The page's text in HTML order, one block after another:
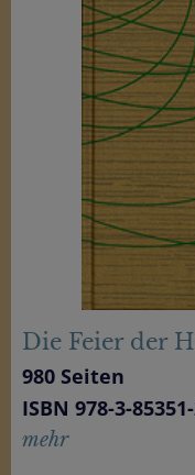
Die Feier der
980 Seiten
ISBN 978-3-
mehr